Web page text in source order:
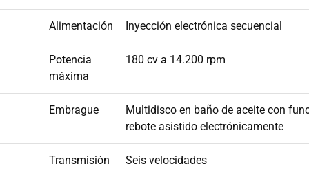
Alimentación Inyección electrónica secuencial
Potencia
máxima
180 cv a 14.200 rpm
Embrague
Multidisco en baño de aceite con
rebote asistido electrónicamente
Transmisión Seis velocidades